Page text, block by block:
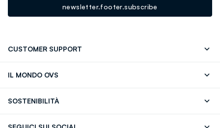
newsletter.footer.subscribe
CUSTOMER SUPPORT
IL MONDO OVS
SOSTENIBILITÀ